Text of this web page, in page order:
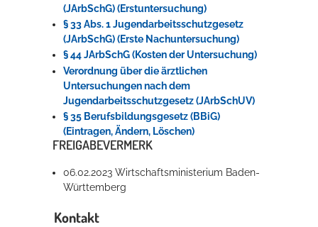
(JArbSchG) (Erstuntersuchung)
§ 33 Abs. 1 Jugendarbeitsschutzgesetz
(JArbSchG) (Erste Nachuntersuchung)
§ 44 JArbSchG (Kosten der Untersuchung)
Verordnung über die ärztlichen
Untersuchungen nach dem
Jugendarbeitsschutzgesetz (JArbSchUV)
§ 35 Berufsbildungsgesetz (BBiG)
(Eintragen, Ändern, Löschen)
FREIGABEVERMERK
06.02.2023 Wirtschaftsministerium Baden-
Württemberg
Kontakt